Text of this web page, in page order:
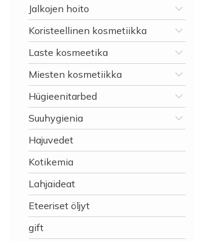
Jalkojen hoito
Koristeellinen kosmetiikka
Laste kosmeetika
Miesten kosmetiikka
Hügieenitarbed
Suuhygienia
Hajuvedet
Kotikemia
Lahjaideat
Eteeriset öljyt
gift